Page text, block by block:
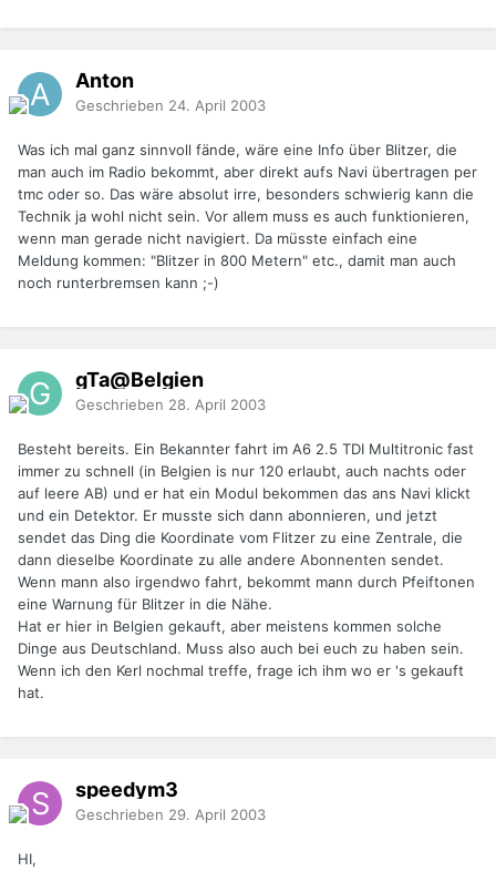
Anton
Geschrieben 24. April 2003
Was ich mal ganz sinnvoll fände, wäre eine Info über Blitzer, die
man auch im Radio bekommt, aber direkt aufs Navi übertragen per
tmc oder so. Das wäre absolut irre, besonders schwierig kann die
Technik ja wohl nicht sein. Vor allem muss es auch funktionieren,
wenn man gerade nicht navigiert. Da müsste einfach eine
Meldung kommen: "Blitzer in 800 Metern" etc., damit man auch
noch runterbremsen kann ;-)
gTa@Belgien
Geschrieben 28. April 2003
Besteht bereits. Ein Bekannter fahrt im A6 2.5 TDI Multitronic fast
immer zu schnell (in Belgien is nur 120 erlaubt, auch nachts oder
auf leere AB) und er hat ein Modul bekommen das ans Navi klickt
und ein Detektor. Er musste sich dann abonnieren, und jetzt
sendet das Ding die Koordinate vom Flitzer zu eine Zentrale, die
dann dieselbe Koordinate zu alle andere Abonnenten sendet.
Wenn mann also irgendwo fahrt, bekommt mann durch Pfeiftonen
eine Warnung für Blitzer in die Nähe.
Hat er hier in Belgien gekauft, aber meistens kommen solche
Dinge aus Deutschland. Muss also auch bei euch zu haben sein.
Wenn ich den Kerl nochmal treffe, frage ich ihm wo er 's gekauft
hat.
speedym3
Geschrieben 29. April 2003
HI,